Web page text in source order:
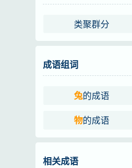
类聚群分
成语组词
兔的成语
物的成语
相关成语